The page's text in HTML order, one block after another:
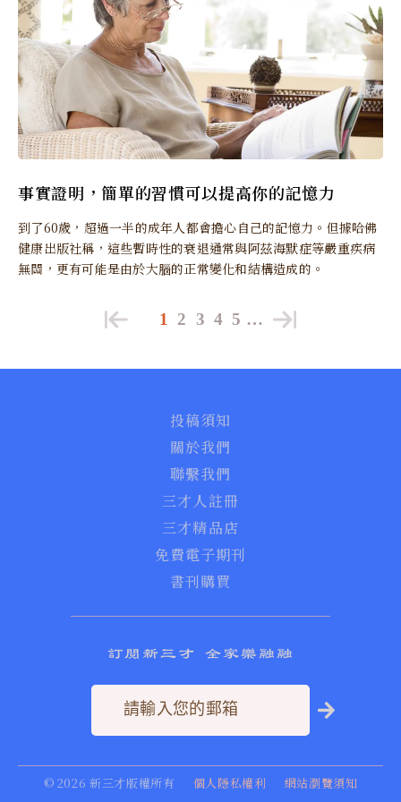
事實證明，簡單的習慣可以提高你的記憶力
到了60歲，超過一半的成年人都會擔心自己的記憶力。但據哈佛
健康出版社稱，這些暫時性的衰退通常與阿茲海默症等嚴重疾病
無關，更有可能是由於大腦的正常變化和結構造成的。
1 2 3 4 5 …
投稿須知
關於我們
聯繫我們
三才人註冊
三才精品店
免費電子期刊
書刊購買
訂閱新三才 全家樂融融
© 2026 新三才版權所有 個人隱私權利 網站瀏覽須知